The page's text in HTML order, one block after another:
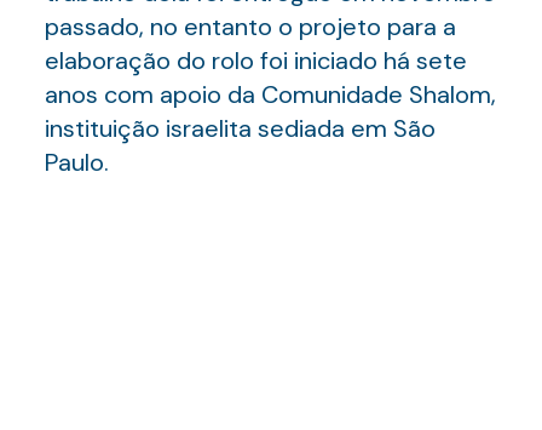
passado, no entanto o projeto para a
elaboração do rolo foi iniciado há sete
anos com apoio da Comunidade Shalom,
instituição israelita sediada em São
Paulo.